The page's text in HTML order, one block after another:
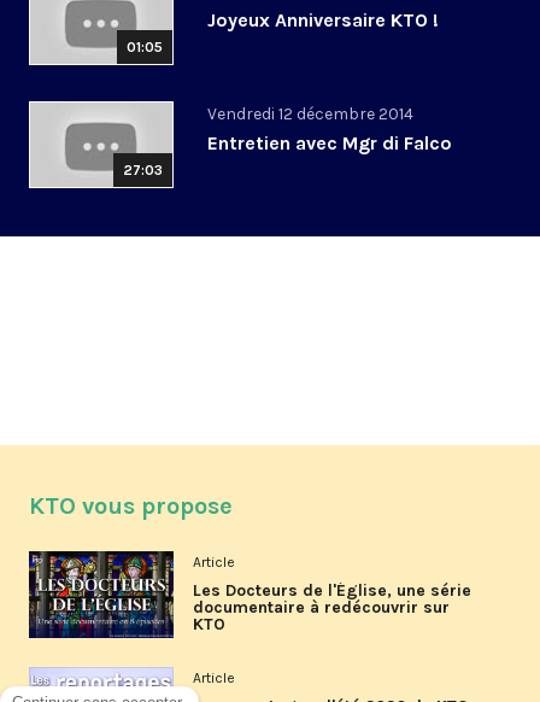
01:05
Joyeux Anniversaire KTO !
27:03
Vendredi 12 décembre 2014
Entretien avec Mgr di Falco
KTO vous propose
Article
Les Docteurs de l'Église, une série
documentaire à redécouvrir sur
KTO
Article